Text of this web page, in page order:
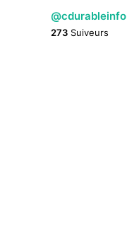
@cdurableinfo
273 Suiveurs